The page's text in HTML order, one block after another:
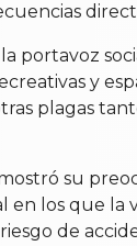
portavoz
y
plagas
su
en los que la
de